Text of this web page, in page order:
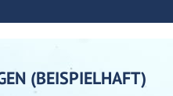
(BEISPIELHAFT)